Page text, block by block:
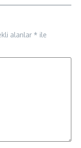
alanlar * ile